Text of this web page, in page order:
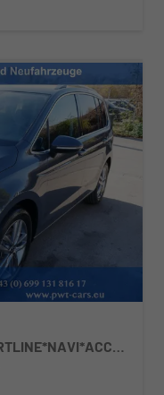
Comfortline 1.5 TSI DSG COMFORTLINE*NAVI*ACC*PDC*LED*SHZ*KAMERA*7-SITZER*17-ZOLL